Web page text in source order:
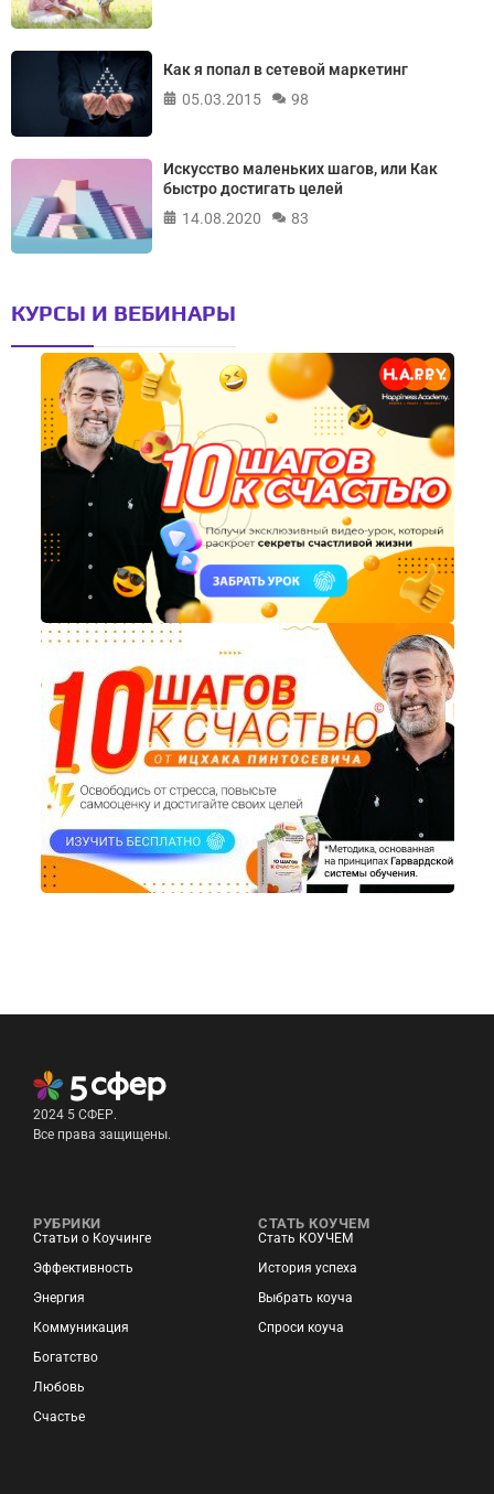
Как я попал в сетевой маркетинг
05.03.2015
98
Искусство маленьких шагов, или Как
быстро достигать целей
14.08.2020
83
КУРСЫ И ВЕБИНАРЫ
2024 5 СФЕР.
Все права защищены.
РУБРИКИ
Статьи о Коучинге
Эффективность
Энергия
Коммуникация
Богатство
Любовь
Счастье
СТАТЬ КОУЧЕМ
Стать КОУЧЕМ
История успеха
Выбрать коуча
Спроси коуча